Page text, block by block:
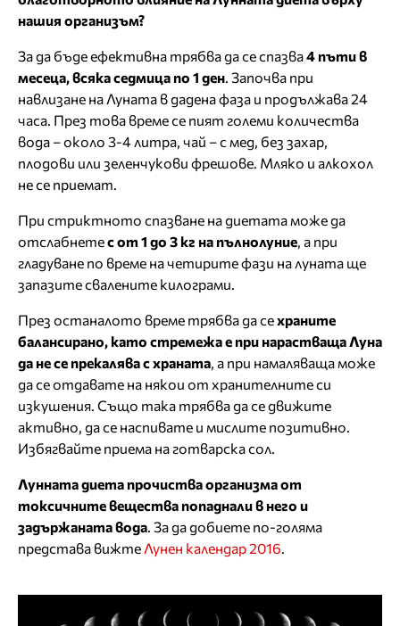
нашия организъм?
За да бъде ефективна трябва да се спазва4 пъти в
месеца, всяка седмица по 1 ден. Започва при
навлизане на Луната в дадена фаза и продължава 24
часа. През това време се пият големи количества
вода – около 3-4 литра, чай – с мед, без захар,
плодови или зеленчукови фрешове. Мляко и алкохол
не се приемат.
При стриктното спазване на диетата може да
отслабнетес от 1 до 3 кг на пълнолуние, а при
гладуване по време на четирите фази на луната ще
запазите свалените килограми.
През останалото време трябва да сехраните
балансирано, като стремежа е при нарастваща Луна
да не се прекалява с храната, а при намаляваща може
да се отдавате на някои от хранителните си
изкушения. Също така трябва да се движите
активно, да се наспивате и мислите позитивно.
Избягвайте приема на готварска сол.
Лунната диета прочиства организма от
токсичните вещества попаднали в него и
задържаната вода. За да добиете по-голяма
представа вижте Лунен календар 2016.